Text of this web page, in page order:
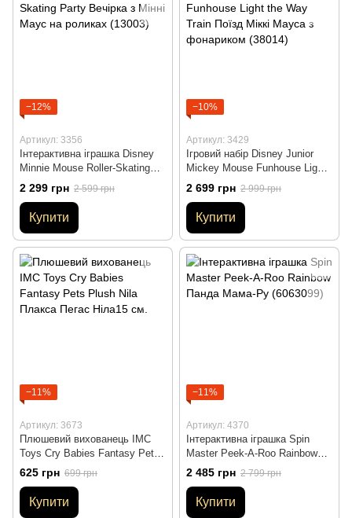
−12%
Артикул: 3356
Інтерактивна іграшка Disney
Minnie Mouse Roller-Skating
Party Вечірка з Мінні Маус на
роликах (13003)
2 299 грн 2 599 грн
Купити
−10%
Артикул: 3429
Ігровий набір Disney Junior
Mickey Mouse Funhouse Light
the Way Train Поїзд Міккі
Мауса з фонариком (38014)
2 699 грн 2 999 грн
Купити
−11%
Артикул: 3673
Плюшевий вихованець IMC
Toys Cry Babies Fantasy Pets
Plush Nila Плакса Пегас
Ніла15 см.
625 грн 699 грн
Купити
−11%
Артикул: 4370
Інтерактивна іграшка Spin
Master Peek-A-Roo Rainbow
Панда Мама-Ру (6063099)
2 485 грн 2 799 грн
Купити